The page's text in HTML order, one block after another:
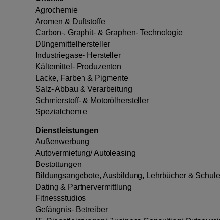
Agrochemie
Aromen & Duftstoffe
Carbon-, Graphit- & Graphen- Technologie
Düngemittelhersteller
Industriegase- Hersteller
Kältemittel- Produzenten
Lacke, Farben & Pigmente
Salz- Abbau & Verarbeitung
Schmierstoff- & Motorölhersteller
Spezialchemie
Dienstleistungen
Außenwerbung
Autovermietung/ Autoleasing
Bestattungen
Bildungsangebote, Ausbildung, Lehrbücher &
Dating & Partnervermittlung
Fitnessstudios
Gefängnis- Betreiber